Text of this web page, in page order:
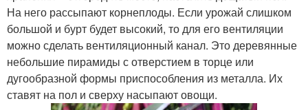
На него рассыпают корнеплоды. Если урожай слишком
большой и бурт будет высокий, то для его вентиляции
можно сделать вентиляционный канал. Это деревянные
небольшие пирамиды с отверстием в торце или
дугообразной формы приспособления из металла. Их
ставят на пол и сверху насыпают овощи.